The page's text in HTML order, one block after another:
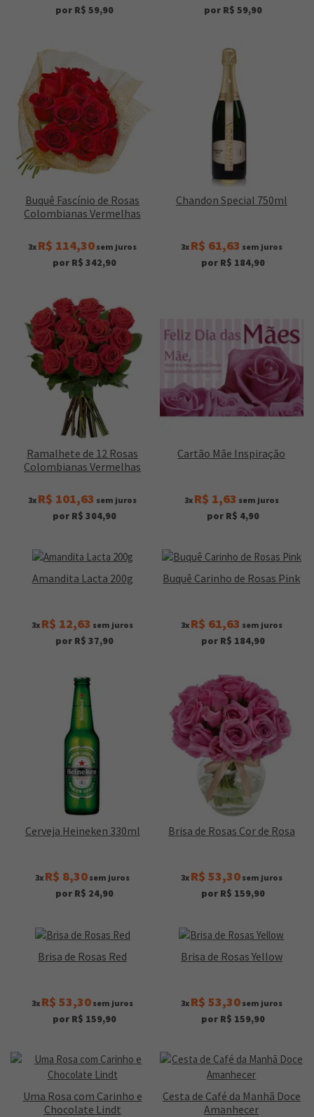
por R$ 59,90 por R$ 59,90
Buquê Fascínio de Rosas
Colombianas Vermelhas
3x R$ 114,30 sem juros
por R$ 342,90
Chandon Special 750ml
3x R$ 61,63 sem juros
por R$ 184,90
Ramalhete de 12 Rosas
Colombianas Vermelhas
3x R$ 101,63 sem juros
por R$ 304,90
Cartão Mãe Inspiração
3x R$ 1,63 sem juros
por R$ 4,90
Amandita Lacta 200g
3x R$ 12,63 sem juros
por R$ 37,90
Buquê Carinho de Rosas Pink
3x R$ 61,63 sem juros
por R$ 184,90
Cerveja Heineken 330ml
3x R$ 8,30 sem juros
por R$ 24,90
Brisa de Rosas Cor de Rosa
3x R$ 53,30sem juros
por R$ 159,90
Brisa de Rosas Red
3x R$ 53,30 sem juros
por R$ 159,90
Brisa de Rosas Yellow
3x R$ 53,30sem juros
por R$ 159,90
Uma Rosa com Carinho e
Chocolate Lindt
Cesta de Café da Manhã Doce
Amanhecer